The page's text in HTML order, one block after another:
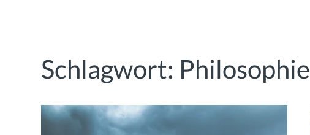
Zeitgenossenschaft
Schlagwort: Philosophie